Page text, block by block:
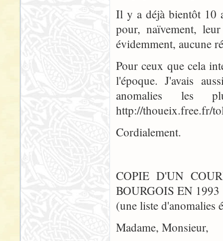
Il y a déjà bientôt 10
pour, naïvement,
évidemment, aucune
Pour ceux que cela
l'époque. J'avais
anomalies les
http://thoueix.free.fr/
Cordialement.
COPIE D'UN
BOURGOIS EN
(une liste d'anomalies
Madame, Monsieur,